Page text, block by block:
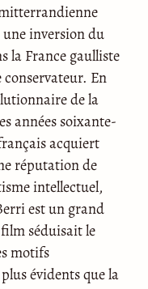
mitterrandienne
inversion du
la France gaulliste
conservateur. En
de la
années soixante-
acquiert
réputation de
intellectuel,
est un grand
séduisait le
motifs
évidents que la